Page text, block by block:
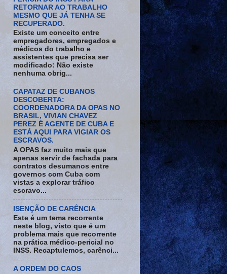
RETORNAR AO TRABALHO
MESMO QUE JÁ TENHA SE
RECUPERADO.
Existe um conceito entre
empregadores, empregados e
médicos do trabalho e
assistentes que precisa ser
modificado: Não existe
nenhuma obrig...
CAPATAZ DE CUBANOS
DESCOBERTA:
COORDENADORA DA OPAS NO
BRASIL, VIVIAN CHAVEZ
PEREZ É AGENTE DE CUBA E
ESTÁ AQUI PARA VIGIAR OS
ESCRAVOS.
A OPAS faz muito mais que
apenas servir de fachada para
contratos desumanos entre
governos com Cuba com
vistas a explorar tráfico
escravo...
ISENÇÃO DE CARÊNCIA
Este é um tema recorrente
neste blog, visto que é um
problema mais que recorrente
na prática médico-pericial no
INSS. Recaptulemos, carênci...
A ORDEM DO CAOS